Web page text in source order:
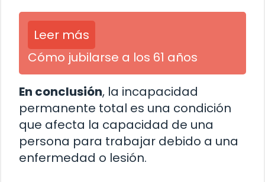
Leer más
Cómo jubilarse a los 61 años
En conclusión, la incapacidad
permanente total es una condición
que afecta la capacidad de una
persona para trabajar debido a una
enfermedad o lesión.